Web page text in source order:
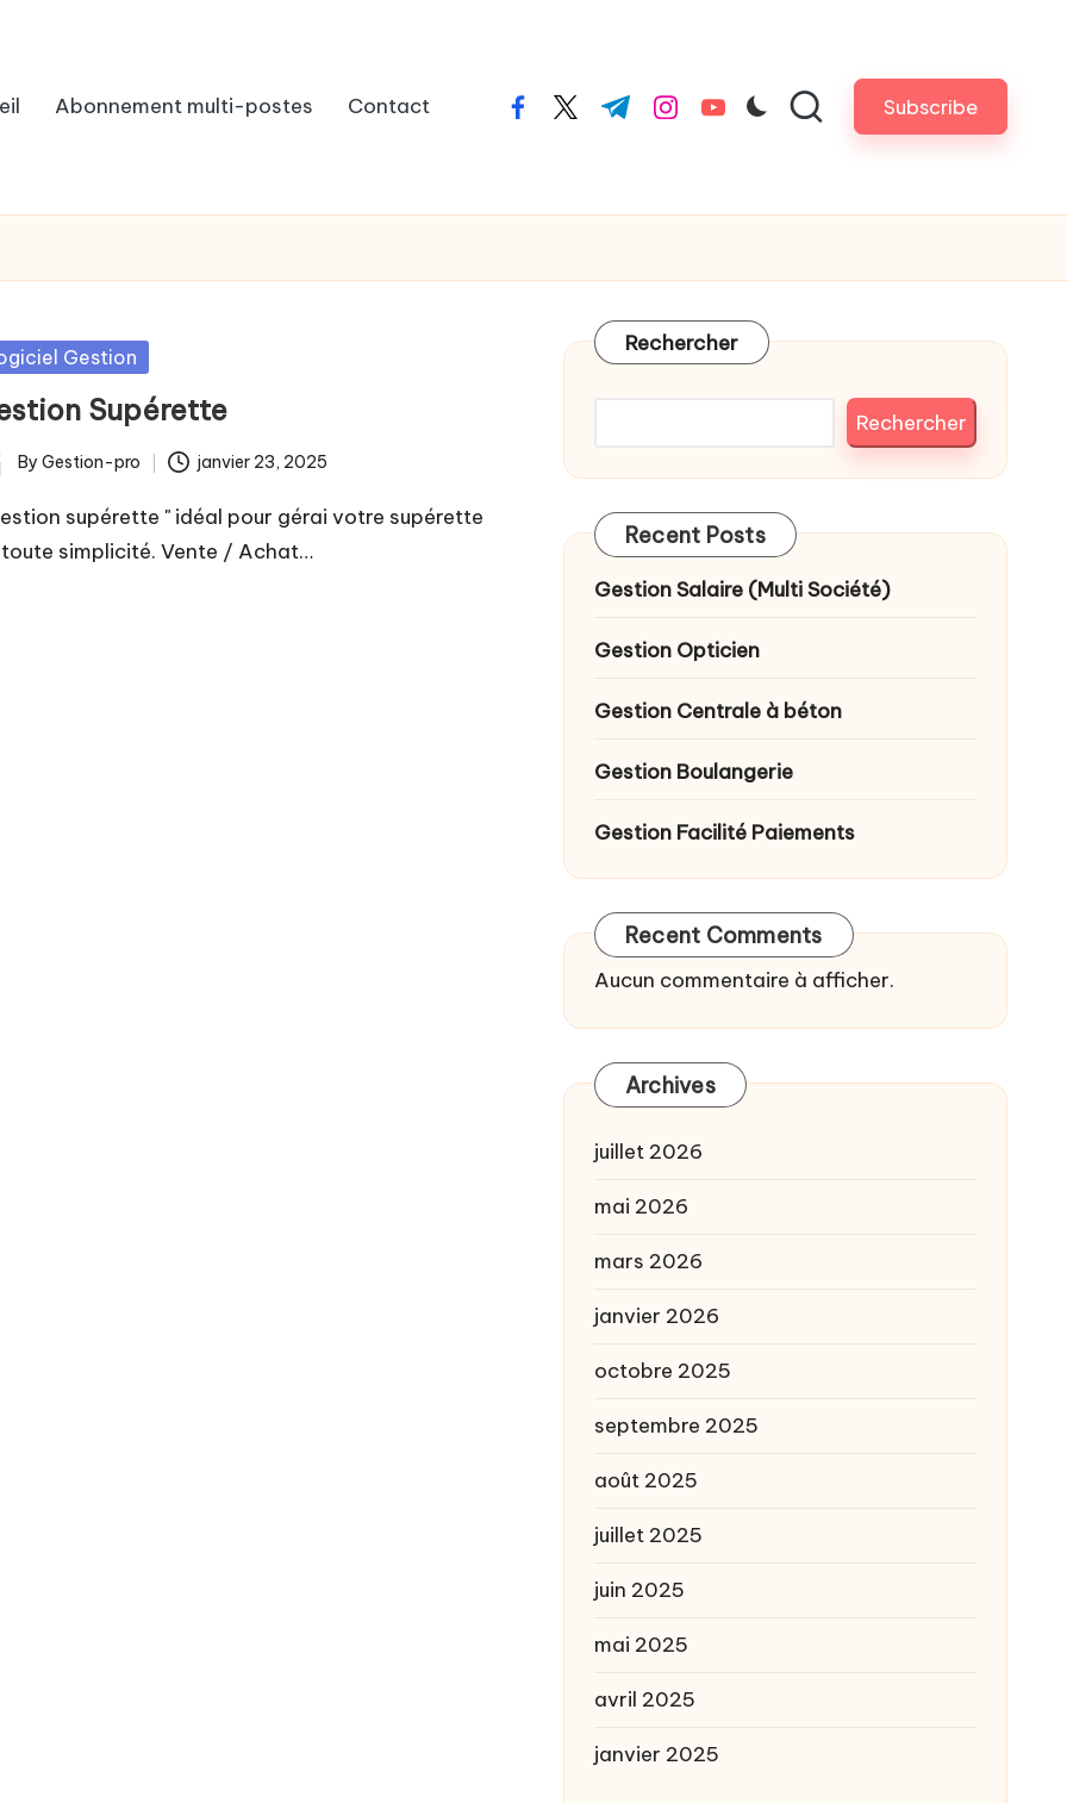
Abonnement multi-postes Contact facebook.com
twitter.com
t.me instagram.com
youtube.com Subscribe
Gestion
Supérette
By Gestion-pro janvier 23, 2025
supérette " idéal pour gérai votre supérette
toute simplicité. Vente / Achat…
Rechercher
Rechercher
Recent Posts
Gestion Salaire (Multi Société)
Gestion Opticien
Gestion Centrale à béton
Gestion Boulangerie
Gestion Facilité Paiements
Recent Comments
Aucun commentaire à afficher.
Archives
juillet 2026
mai 2026
mars 2026
janvier 2026
octobre 2025
septembre 2025
août 2025
juillet 2025
juin 2025
mai 2025
avril 2025
janvier 2025